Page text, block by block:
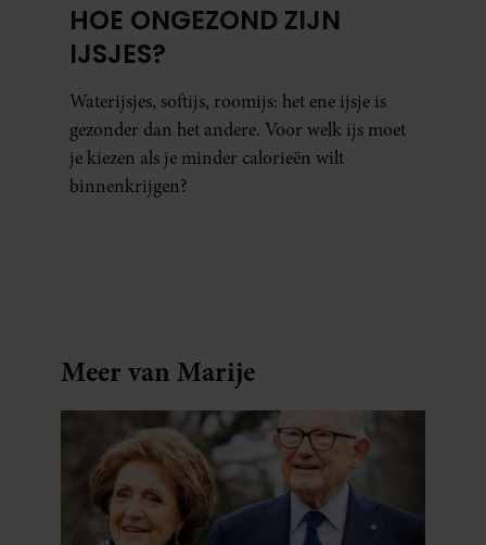
HOE ONGEZOND ZIJN
IJSJES?
Waterijsjes, softijs, roomijs: het ene ijsje is
gezonder dan het andere. Voor welk ijs moet
je kiezen als je minder calorieën wilt
binnenkrijgen?
Meer van Marije